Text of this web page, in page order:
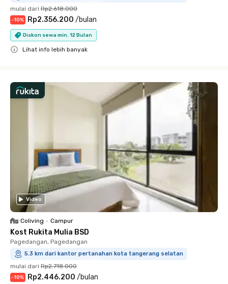
mulai dari Rp2.618.000
-10% Rp2.356.200 /bulan
Diskon sewa min. 12 Bulan
Lihat info lebih banyak
Video
Coliving • Campur
Kost Rukita Mulia BSD
Pagedangan, Pagedangan
5.3 km dari kantor pertanahan kota tangerang selatan
mulai dari Rp2.718.000
-10% Rp2.446.200 /bulan